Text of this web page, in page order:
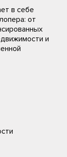
в себе
от
и